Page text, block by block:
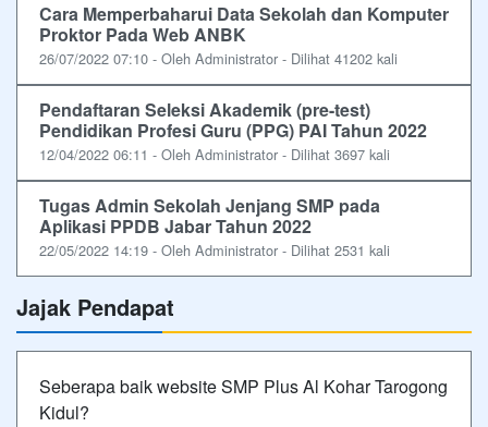
Cara Memperbaharui Data Sekolah dan Komputer
Proktor Pada Web ANBK
26/07/2022 07:10 - Oleh Administrator - Dilihat 41202 kali
Pendaftaran Seleksi Akademik (pre-test)
Pendidikan Profesi Guru (PPG) PAI Tahun 2022
12/04/2022 06:11 - Oleh Administrator - Dilihat 3697 kali
Tugas Admin Sekolah Jenjang SMP pada
Aplikasi PPDB Jabar Tahun 2022
22/05/2022 14:19 - Oleh Administrator - Dilihat 2531 kali
Jajak Pendapat
Seberapa baik website SMP Plus Al Kohar Tarogong
Kidul?